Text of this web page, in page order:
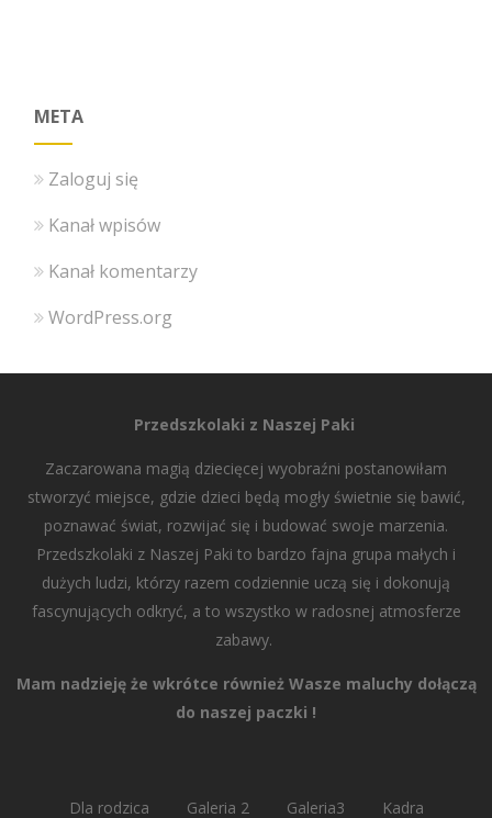
META
Zaloguj się
Kanał wpisów
Kanał komentarzy
WordPress.org
Przedszkolaki z Naszej Paki
Zaczarowana magią dziecięcej wyobraźni postanowiłam
stworzyć miejsce, gdzie dzieci będą mogły świetnie się bawić,
poznawać świat, rozwijać się i budować swoje marzenia.
Przedszkolaki z Naszej Paki to bardzo fajna grupa małych i
dużych ludzi, którzy razem codziennie uczą się i dokonują
fascynujących odkryć, a to wszystko w radosnej atmosferze
zabawy.
Mam nadzieję że wkrótce również Wasze maluchy dołączą
do naszej paczki !
Dla rodzica Galeria 2 Galeria3 Kadra